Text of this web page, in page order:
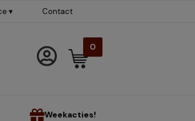
▾ Contact
0
Weekacties!